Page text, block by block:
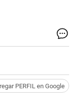
PERFIL en Google